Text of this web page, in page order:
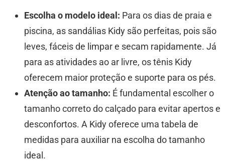
Escolha o modelo ideal: Para os dias de praia e
piscina, as sandálias Kidy são perfeitas, pois são
leves, fáceis de limpar e secam rapidamente. Já
para as atividades ao ar livre, os tênis Kidy
oferecem maior proteção e suporte para os pés.
Atenção ao tamanho: É fundamental escolher o
tamanho correto do calçado para evitar apertos e
desconfortos. A Kidy oferece uma tabela de
medidas para auxiliar na escolha do tamanho
ideal.